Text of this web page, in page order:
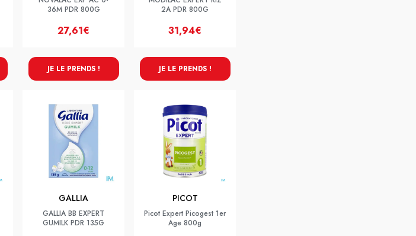
36M PDR 800G
27,61€
JE LE PRENDS !
2A PDR 800G
31,94€
JE LE PRENDS !
GALLIA
GALLIA BB EXPERT
GUMILK PDR 135G
PICOT
Picot Expert Picogest 1er
Age 800g